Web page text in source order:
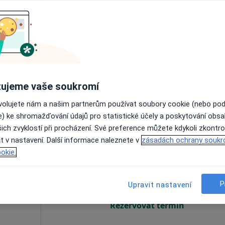
Dnes Zítra Ne Po
Online rezervace termínu není k dispozici
Rezervovat termín
vaše soukromí
nám a našim partnerům používat soubory cookie (nebo
ke shromažďování údajů pro statistické účely a poskytování
zvyklostí při procházení. Své preference můžete kdykoli
v nastavení. Další informace naleznete v zásadách ochrany
Upravit nastavení